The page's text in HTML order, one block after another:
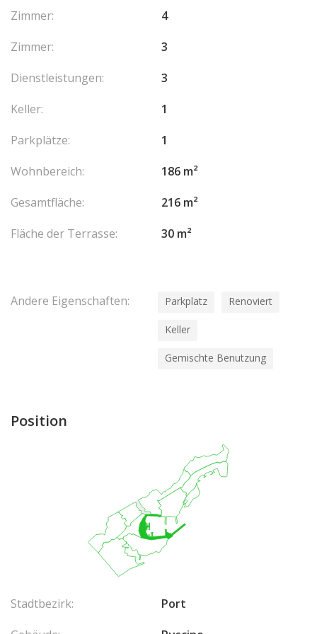
Zimmer:
4
Zimmer:
3
Dienstleistungen:
3
Keller:
1
Parkplätze:
1
Wohnbereich:
186 m²
Gesamtfläche:
216 m²
Fläche der Terrasse:
30 m²
Andere Eigenschaften: Parkplatz Renoviert
Keller
Gemischte Benutzung
Position
Stadtbezirk:
Port